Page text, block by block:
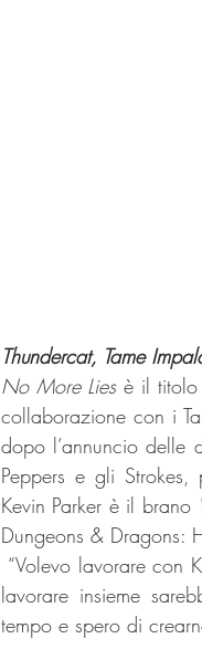
Thundercat, Tame
No More Lies è il titolo
collaborazione con i
dopo l’annuncio delle
Peppers e gli
Kevin Parker è il brano
Dungeons & Dragons:
lavorare insieme
tempo e spero di